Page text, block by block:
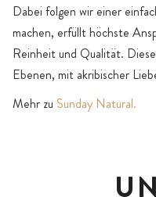
Dabei folgen wir einer
machen, erfüllt höchste
Reinheit und Qualität.
Ebenen, mit akribischer
Mehr zu Sunday Natural.